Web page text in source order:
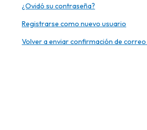
¿Ovidó su contraseña?
Registrarse como nuevo usuario
Volver a enviar confirmación de